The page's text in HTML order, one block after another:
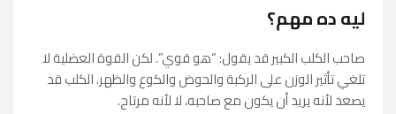
ليه ده مهم؟
صاحب الكلب الكبير قد يقول: “هو قوي”. لكن القوة العضلية لا
تلغي تأثير الوزن على الركبة والحوض والكوع والظهر. الكلب قد
يصعد لأنه يريد أن يكون مع صاحبه، لا لأنه مرتاح.